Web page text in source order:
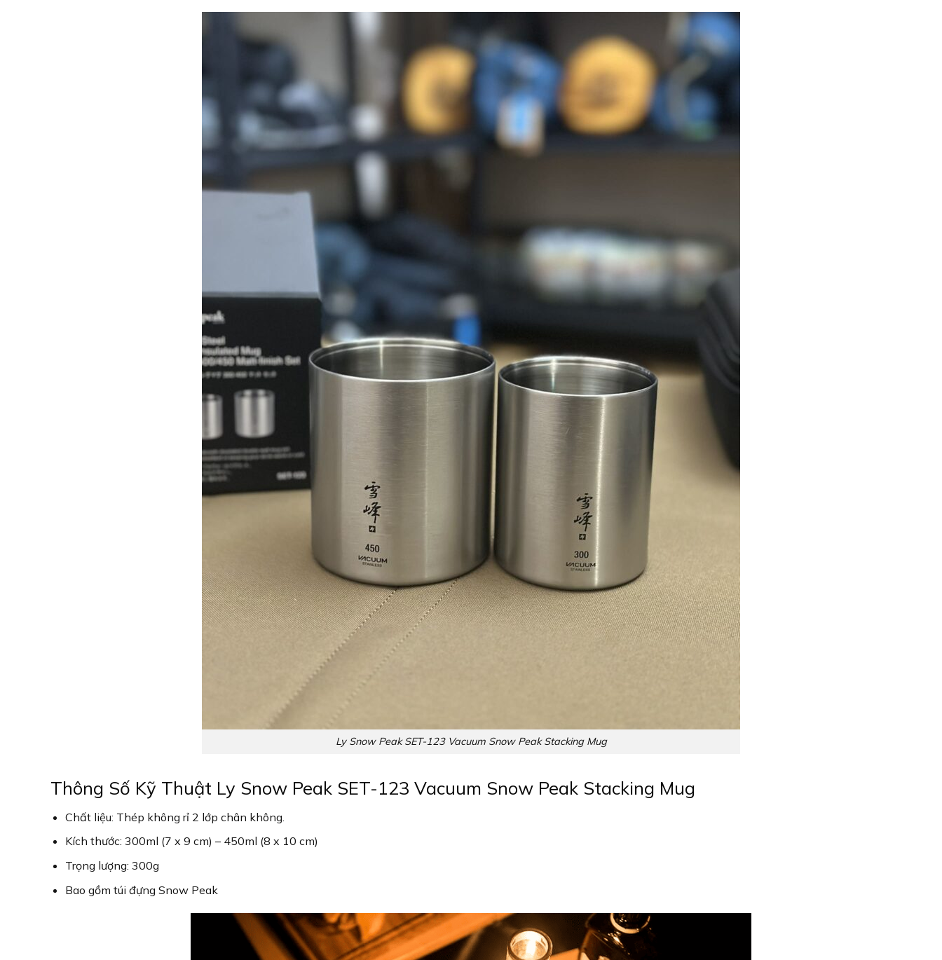
Ly Snow Peak SET-123 Vacuum Snow Peak Stacking Mug
Thông Số Kỹ Thuật Ly Snow Peak SET-123 Vacuum Snow Peak Stacking Mug
Chất liệu: Thép không rỉ 2 lớp chân không.
Kích thước: 300ml (7 x 9 cm) – 450ml (8 x 10 cm)
Trọng lượng: 300g
Bao gồm túi đựng Snow Peak